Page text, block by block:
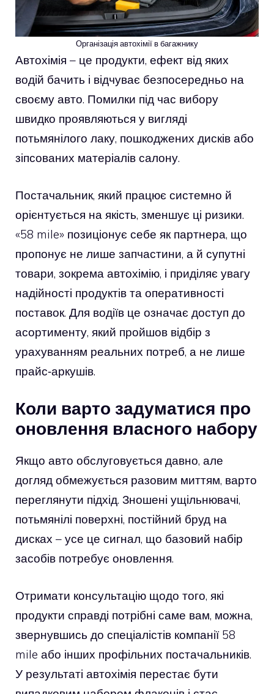
Організація автохімії в багажнику
Автохімія – це продукти, ефект від яких
водій бачить і відчуває безпосередньо на
своєму авто. Помилки під час вибору
швидко проявляються у вигляді
потьмянілого лаку, пошкоджених дисків або
зіпсованих матеріалів салону.
Постачальник, який працює системно й
орієнтується на якість, зменшує ці ризики.
«58 mile» позиціонує себе як партнера, що
пропонує не лише запчастини, а й супутні
товари, зокрема автохімію, і приділяє увагу
надійності продуктів та оперативності
поставок. Для водіїв це означає доступ до
асортименту, який пройшов відбір з
урахуванням реальних потреб, а не лише
прайс‑аркушів.
Коли варто задуматися про
оновлення власного набору
Якщо авто обслуговується давно, але
догляд обмежується разовим миттям, варто
переглянути підхід. Зношені ущільнювачі,
потьмянілі поверхні, постійний бруд на
дисках – усе це сигнал, що базовий набір
засобів потребує оновлення.
Отримати консультацію щодо того, які
продукти справді потрібні саме вам, можна,
звернувшись до спеціалістів компанії 58
mile або інших профільних постачальників.
У результаті автохімія перестає бути